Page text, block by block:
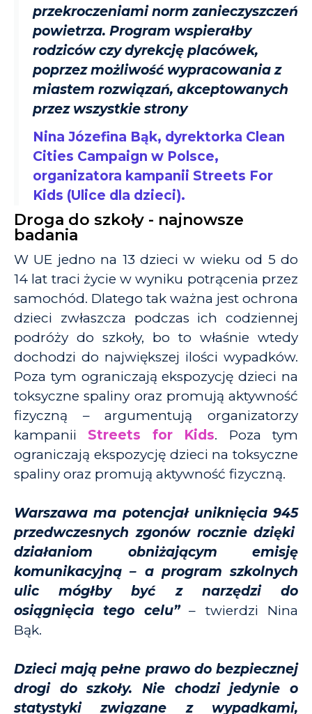
przekroczeniami norm zanieczyszczeń
powietrza. Program wspierałby
rodziców czy dyrekcję placówek,
poprzez możliwość wypracowania z
miastem rozwiązań, akceptowanych
przez wszystkie strony
Nina Józefina Bąk, dyrektorka Clean
Cities Campaign w Polsce,
organizatora kampanii Streets For
Kids (Ulice dla dzieci).
Droga do szkoły - najnowsze
badania
W UE jedno na 13 dzieci w wieku od 5 do
14 lat traci życie w wyniku potrącenia przez
samochód. Dlatego tak ważna jest ochrona
dzieci zwłaszcza podczas ich codziennej
podróży do szkoły, bo to właśnie wtedy
dochodzi do największej ilości wypadków.
Poza tym ograniczają ekspozycję dzieci na
toksyczne spaliny oraz promują aktywność
fizyczną – argumentują organizatorzy
kampanii Streets for Kids. Poza tym
ograniczają ekspozycję dzieci na toksyczne
spaliny oraz promują aktywność fizyczną.
Warszawa ma potencjał uniknięcia 945
przedwczesnych zgonów rocznie dzięki
działaniom obniżającym emisję
komunikacyjną – a program szkolnych
ulic mógłby być z narzędzi do
osiągnięcia tego celu”– twierdzi Nina
Bąk.
Dzieci mają pełne prawo do bezpiecznej
drogi do szkoły. Nie chodzi jedynie o
statystyki związane z wypadkami,